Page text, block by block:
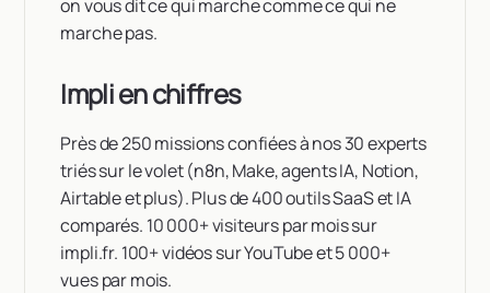
on vous dit ce qui marche comme ce qui ne
marche pas.
Impli en chiffres
Près de 250 missions confiées à nos 30 experts
triés sur le volet (n8n, Make, agents IA, Notion,
Airtable et plus). Plus de 400 outils SaaS et IA
comparés. 10 000+ visiteurs par mois sur
impli.fr. 100+ vidéos sur YouTube et 5 000+
vues par mois.